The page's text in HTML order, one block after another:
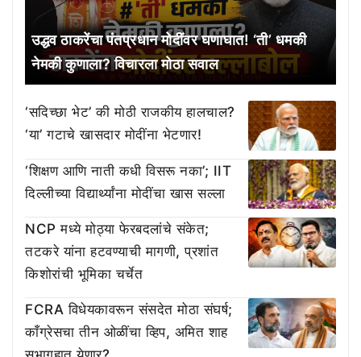
उद्धव ठाकरेंचा पंतप्रधान मोदींवर घणाघात! ‘ती’ धमकी
नेमकी कुणाला? विचारला मोठा सवाल
‘सदिच्छा भेट’ की मोठी राजकीय हालचाल?
‘या’ गटाचे खासदार मोदींना भेटणार!
‘शिक्षण आणि नाती कधी विसरू नका’; IIT
दिल्लीच्या विद्यार्थ्यांना मोदींचा खास सल्ला
NCP मध्ये मोठ्या फेरबदलांचे संकेत;
तटकरे यांना हटवण्याची मागणी, प्रशांत
किशोरांची भूमिका चर्चेत
FCRA विधेयकावरून संसदेत मोठा संघर्ष;
काँग्रेसचा तीन ओळींचा व्हिप, अमित शाह